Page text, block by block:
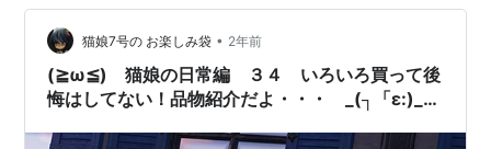
猫娘7号の お楽しみ袋 • 2年前
(≧ω≦) 猫娘の日常編 ３４ いろいろ買って後
悔はしてない！品物紹介だよ・・・ _(┐「ε:)_ｳｿ